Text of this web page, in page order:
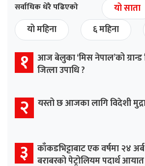
सर्वाधिक धेरै पढिएको
यो साता
यो महिना
६ महिना
१ आज बेलुका ‘मिस नेपाल’को
जित्ला उपाधि ?
२ यस्तो छ आजका लागि विदेशी
३ काँकडभिट्टाबाट एक वर्षमा २४
बराबरको पेट्रोलियम पदार्थ आयात